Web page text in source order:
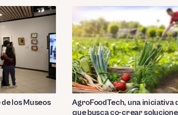
los Museos
AgroFoodTech, una iniciativa
que busca co-crear